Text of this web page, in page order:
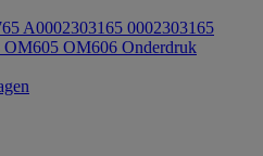
A0002303165 0002303165
OM606 Onderdruk